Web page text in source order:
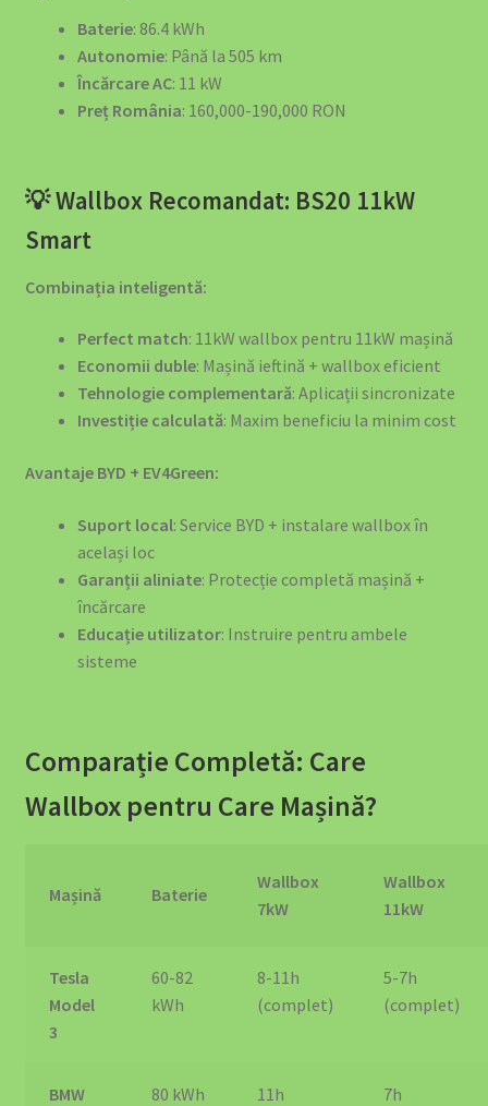
Baterie: 86.4 kWh
Autonomie: Până la 505 km
Încărcare AC: 11 kW
Preț România: 160,000-190,000 RON
💡 Wallbox Recomandat: BS20 11kW
Smart
Combinația inteligentă:
Perfect match: 11kW wallbox pentru 11kW mașină
Economii duble: Mașină ieftină + wallbox eficient
Tehnologie complementară: Aplicații sincronizate
Investiție calculată: Maxim beneficiu la minim cost
Avantaje BYD + EV4Green:
Suport local: Service BYD + instalare wallbox în
același loc
Garanții aliniate: Protecție completă mașină +
încărcare
Educație utilizator: Instruire pentru ambele
sisteme
Comparație Completă: Care
Wallbox pentru Care Mașină?
Mașină Baterie
Wallbox
7kW
Wallbox
11kW
Tesla
Model
3
60-82
kWh
8-11h
(complet)
5-7h
(complet)
BMW
80 kWh
11h
7h